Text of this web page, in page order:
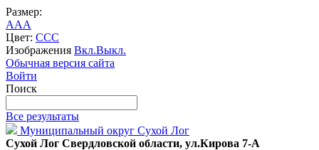
Размер:
AAA
Цвет: CCC
Изображения Вкл.Выкл.
Обычная версия сайта
Войти
Поиск
Все результаты
Муниципальный округ Сухой Лог
Сухой Лог Свердловской области, ул.Кирова 7-А